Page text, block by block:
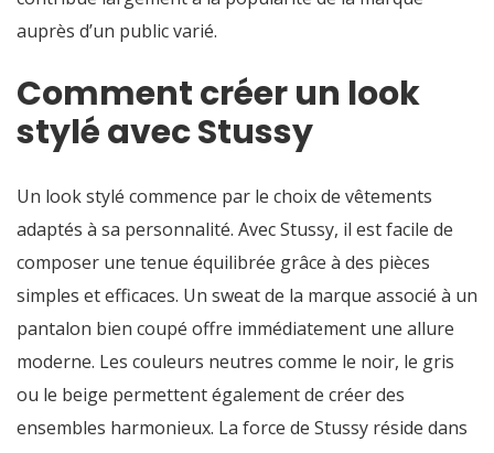
auprès d’un public varié.
Comment créer un look
stylé avec Stussy
Un look stylé commence par le choix de vêtements
adaptés à sa personnalité. Avec Stussy, il est facile de
composer une tenue équilibrée grâce à des pièces
simples et efficaces. Un sweat de la marque associé à un
pantalon bien coupé offre immédiatement une allure
moderne. Les couleurs neutres comme le noir, le gris
ou le beige permettent également de créer des
ensembles harmonieux. La force de Stussy réside dans